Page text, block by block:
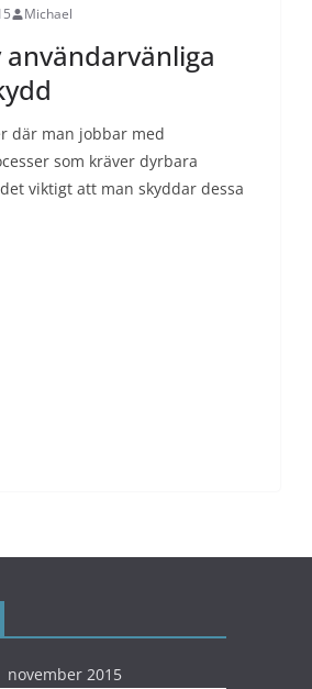
Michael
där man jobbar med
som kräver dyrbara
viktigt att man skyddar dessa
november 2015